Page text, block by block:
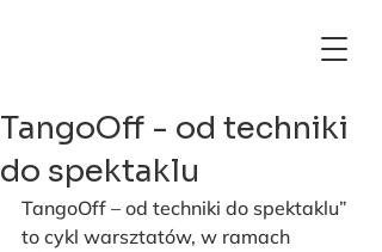
TangoOff - od techniki
do spektaklu
TangoOff – od techniki do spektaklu”
to cykl warsztatów, w ramach